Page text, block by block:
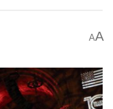
AA